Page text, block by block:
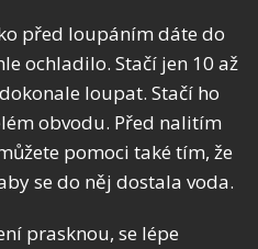
před loupáním dáte do
ochladilo. Stačí jen 10 až
loupat. Stačí ho
obvodu. Před nalitím
pomoci také tím, že
se do něj dostala voda.
prasknou, se lépe